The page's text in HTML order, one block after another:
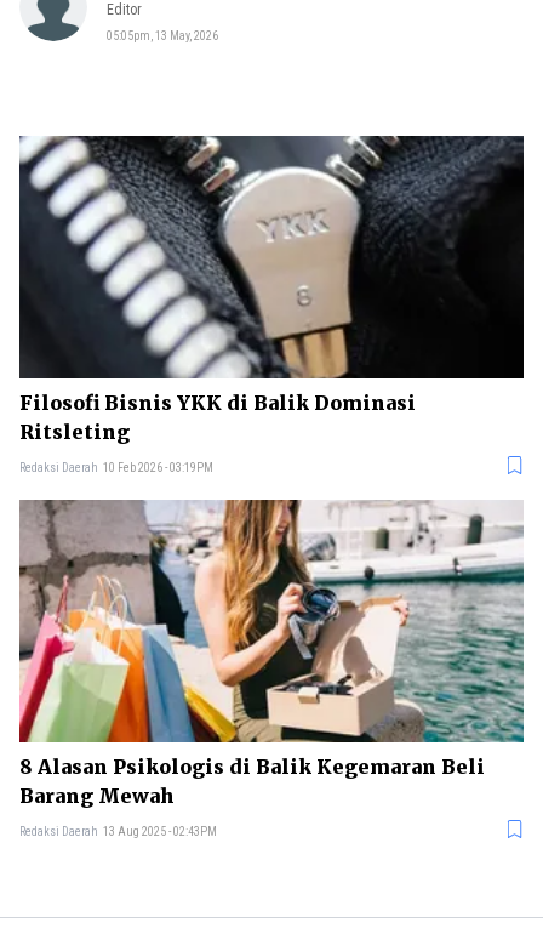
Editor
05:05pm, 13 May, 2026
Filosofi Bisnis YKK di Balik Dominasi
Ritsleting
Redaksi Daerah 10 Feb 2026 - 03:19PM
8 Alasan Psikologis di Balik Kegemaran Beli
Barang Mewah
Redaksi Daerah 13 Aug 2025 - 02:43PM